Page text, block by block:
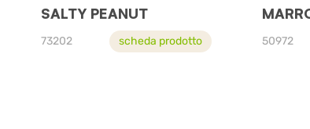
SALTY PEANUT
73202 scheda prodotto 50972